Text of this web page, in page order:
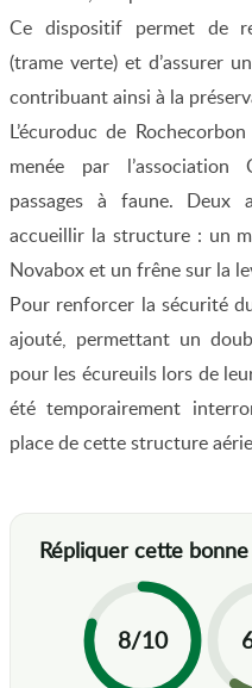
Ce dispositif permet de
(trame verte) et d’assurer
contribuant ainsi à la
L’écuroduc de
menée par l’association
passages à faune.
accueillir la structure : un
Novabox et un frêne sur la
Pour renforcer la sécurité
ajouté, permettant un
pour les écureuils lors de
été temporairement
place de cette structure
8/10